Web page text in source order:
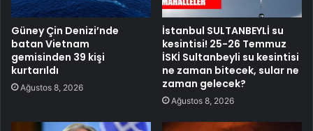
Güney Çin Denizi’nde
batan Vietnam
gemisinden 39 kişi
kurtarıldı
Ağustos 8, 2026
İstanbul SULTANBEYLİ su
kesintisi! 25-26 Temmuz
İSKİ Sultanbeyli su kesintisi
ne zaman bitecek, sular ne
zaman gelecek?
Ağustos 8, 2026